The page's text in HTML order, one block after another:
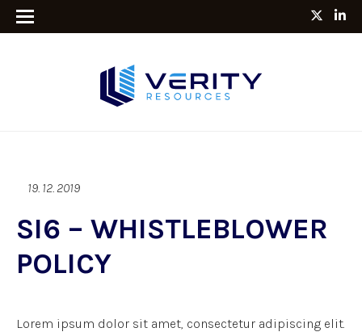
19. 12. 2019
SI6 – WHISTLEBLOWER
POLICY
Lorem ipsum dolor sit amet, consectetur adipiscing elit.